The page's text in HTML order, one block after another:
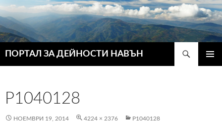
ПОРТАЛ ЗА ДЕЙНОСТИ НАВЪН
P1040128
НОЕМВРИ 19, 2014 4224 × 2376 P1040128